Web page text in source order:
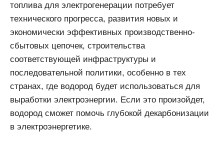
топлива для электрогенерации потребует
технического прогресса, развития новых и
экономически эффективных производственно-
сбытовых цепочек, строительства
соответствующей инфраструктуры и
последовательной политики, особенно в тех
странах, где водород будет использоваться для
выработки электроэнергии. Если это произойдет,
водород сможет помочь глубокой декарбонизации
в электроэнергетике.